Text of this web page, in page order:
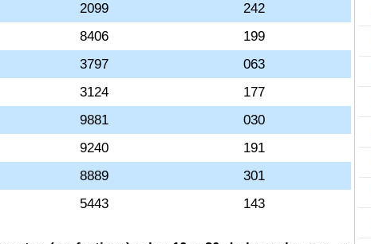
2099
242
8406
199
3797
063
3124
177
9881
030
9240
191
8889
301
5443 143